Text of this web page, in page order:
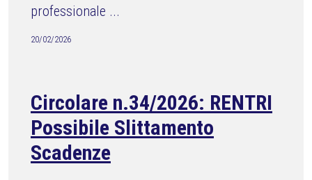
professionale ...
20/02/2026
Circolare n.34/2026: RENTRI
Possibile Slittamento
Scadenze